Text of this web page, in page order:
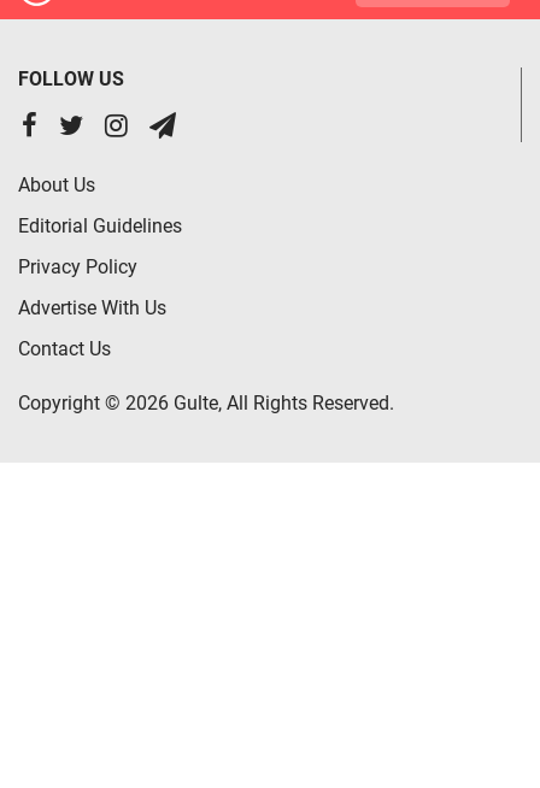
FOLLOW US
About Us
Editorial Guidelines
Privacy Policy
Advertise With Us
Contact Us
Copyright © 2026 Gulte, All Rights Reserved.